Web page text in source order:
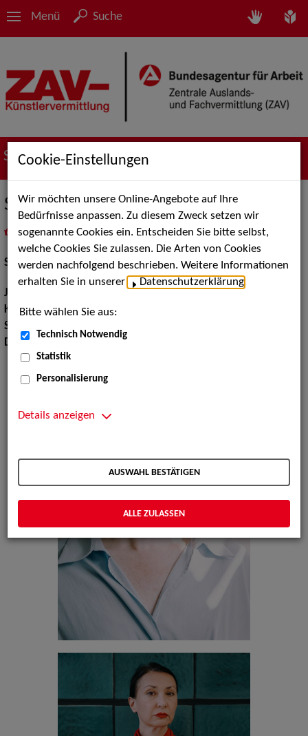
Menü Suche
Suche nach Künstler*innen
Sonja Abril Romero
als PDF speichern
inMeine Merklistelegen
Schauspiel:Bühne
Jahrgang:
Körpergröße:159 cm
Sprachen:
Dialekte:
Cookie-Einstellungen
Wir möchten unsere Online-Angebote auf Ihre
Bedürfnisse anpassen. Zu diesem Zweck setzen wir
sogenannte Cookies ein. Entscheiden Sie bitte selbst,
welche Cookies Sie zulassen. Die Arten von Cookies
werden nachfolgend beschrieben. Weitere Informationen
erhalten Sie in unserer
Datenschutzerklärung
Bitte wählen Sie aus:
Technisch Notwendig
Statistik
Personalisierung
Details anzeigen
AUSWAHL BESTÄTIGEN
ALLE ZULASSEN